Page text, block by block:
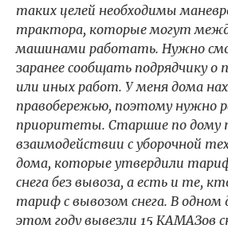
таких целей необходимы
трактора, которые могут
машинами работать. Нужно
заранее сообщать подрядчику о
или иных работ. У меня дома
правобережью, поэтому нужно
приоритеты. Старшие по дому
взаимодействии с уборочной
дома, которые утвердили
снега без вывоза, а есть и те,
тариф с вывозом снега. В
этом году вывезли 15 КАМАЗов